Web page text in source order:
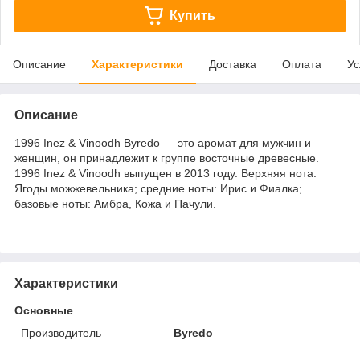
Купить
Описание Характеристики Доставка Оплата
Описание
1996 Inez & Vinoodh Byredo — это аромат для мужчин и
женщин, он принадлежит к группе восточные древесные.
1996 Inez & Vinoodh выпущен в 2013 году. Верхняя нота:
Ягоды можжевельника; средние ноты: Ирис и Фиалка;
базовые ноты: Амбра, Кожа и Пачули.
Характеристики
Основные
Производитель
Byredo